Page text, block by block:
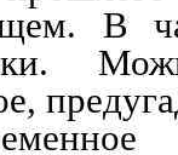
В